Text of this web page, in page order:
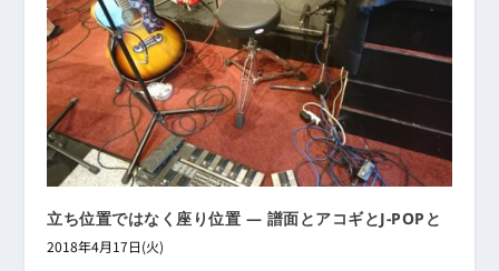
立ち位置ではなく座り位置 ― 譜面とアコギとJ-POPと
2018年4月17日(火)